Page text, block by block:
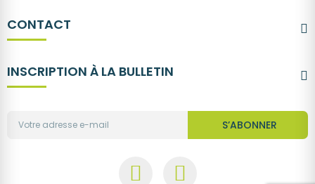
CONTACT
INSCRIPTION À LA BULLETIN
S’ABONNER